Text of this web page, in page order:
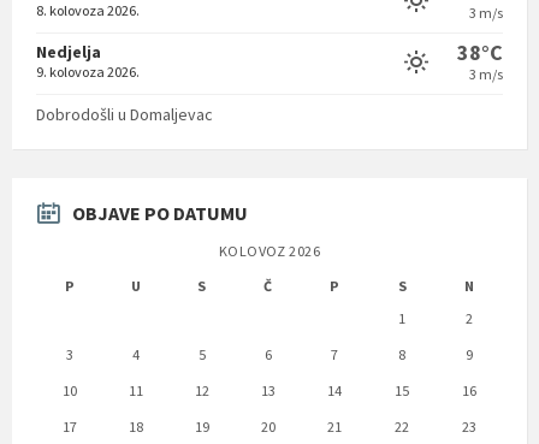
8. kolovoza 2026. 3 m/s
Nedjelja
9. kolovoza 2026.
38°C
3 m/s
Dobrodošli u Domaljevac
OBJAVE PO DATUMU
KOLOVOZ 2026
P
U S Č P S
N
1
2
3
4 5 6 7 8
9
10
11 12 13 14 15
16
17
18 19 20 21 22
23